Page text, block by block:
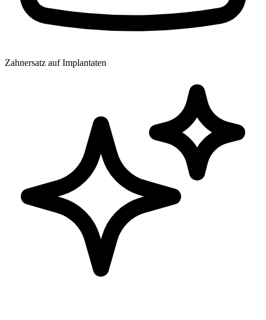
Zahnersatz auf Implantaten